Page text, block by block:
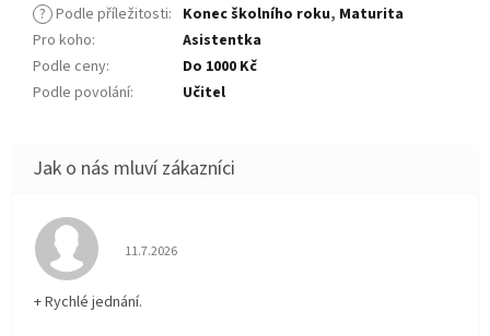
? Podle příležitosti: Konec školního roku, Maturita
Pro koho:
Asistentka
Podle ceny:
Do 1000 Kč
Podle povolání: Učitel
Hodnocení obchodu je 5 z 5 hvězdiček.
11.7.2026
+ Rychlé jednání.